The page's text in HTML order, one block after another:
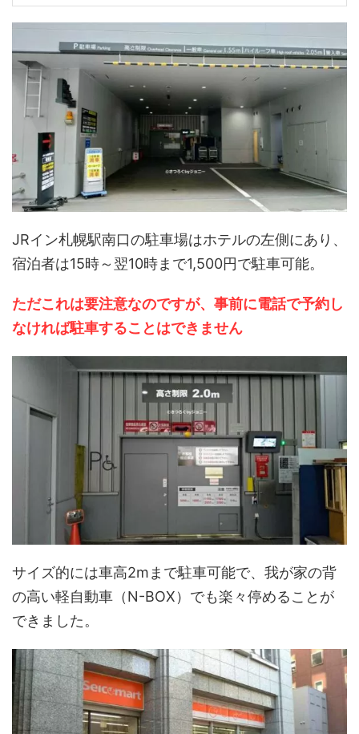
JRイン札幌駅南口の駐車場はホテルの左側にあり、
宿泊者は15時～翌10時まで1,500円で駐車可能。
ただこれは要注意なのですが、事前に電話で予約し
なければ駐車することはできません
サイズ的には車高2mまで駐車可能で、我が家の背
の高い軽自動車（N-BOX）でも楽々停めることが
できました。